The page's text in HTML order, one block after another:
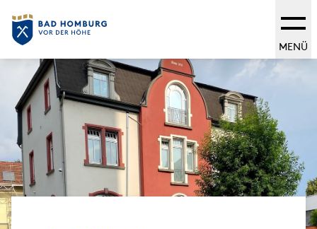
MENÜ